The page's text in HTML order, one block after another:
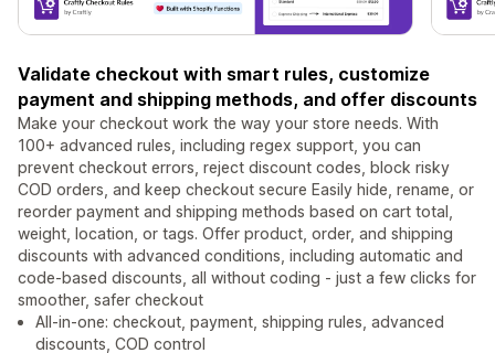
Validate checkout with smart rules, customize
payment and shipping methods, and offer discounts
Make your checkout work the way your store needs. With
100+ advanced rules, including regex support, you can
prevent checkout errors, reject discount codes, block risky
COD orders, and keep checkout secure Easily hide, rename, or
reorder payment and shipping methods based on cart total,
weight, location, or tags. Offer product, order, and shipping
discounts with advanced conditions, including automatic and
code-based discounts, all without coding - just a few clicks for
smoother, safer checkout
All-in-one: checkout, payment, shipping rules, advanced
discounts, COD control